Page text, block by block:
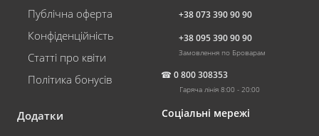
Публічна оферта
Конфіденційність
Статті про квіти
Політика бонусів
Додатки
+38 073 390 90 90
+38 095 390 90 90
Замовлення по Броварам
☎ 0 800 308353
Гаряча лінія 8:00 - 20:00
Соціальні мережі